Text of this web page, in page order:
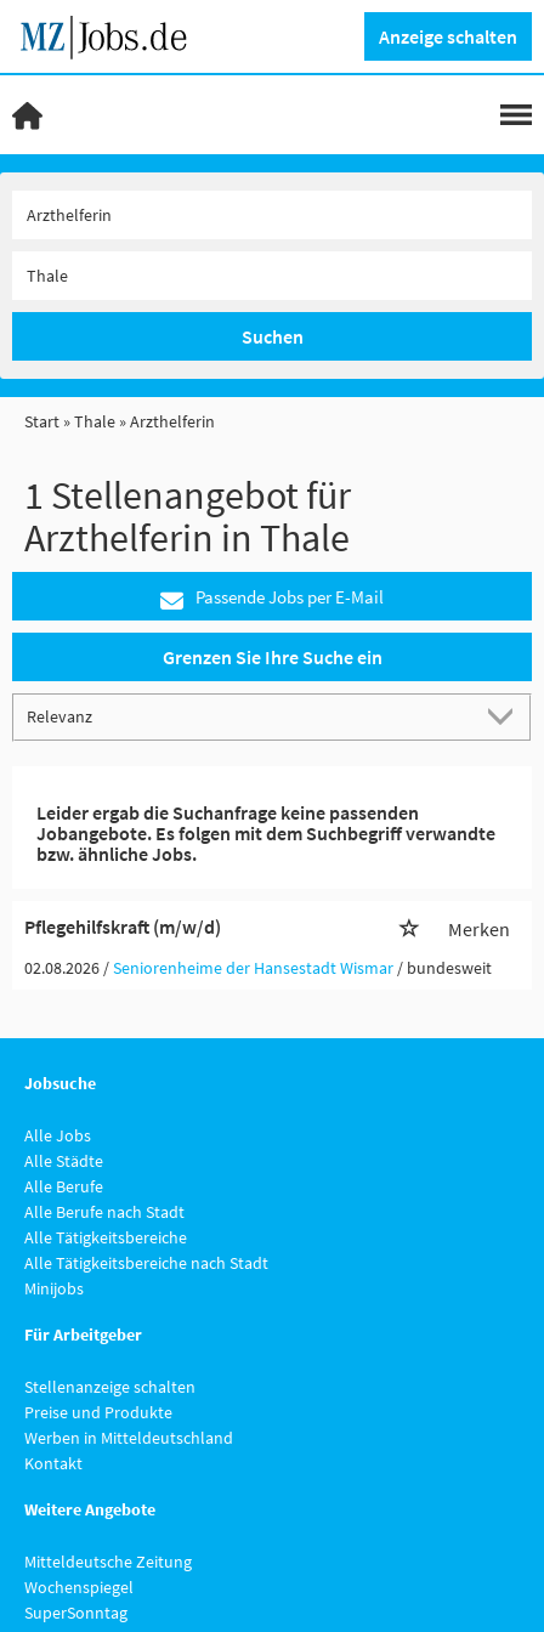
Anzeige schalten
Suchen
Start Thale Arzthelferin
1 Stellenangebot für
Arzthelferin in Thale
Passende Jobs per E-Mail
Grenzen Sie Ihre Suche ein
Leider ergab die Suchanfrage keine passenden
Jobangebote. Es folgen mit dem Suchbegriff verwandte
bzw. ähnliche Jobs.
Pflegehilfskraft (m/w/d) Merken
02.08.2026 /Seniorenheime der Hansestadt Wismar / bundesweit
Jobsuche
Alle Jobs
Alle Städte
Alle Berufe
Alle Berufe nach Stadt
Alle Tätigkeitsbereiche
Alle Tätigkeitsbereiche nach Stadt
Minijobs
Für Arbeitgeber
Stellenanzeige schalten
Preise und Produkte
Werben in Mitteldeutschland
Kontakt
Weitere Angebote
Mitteldeutsche Zeitung
Wochenspiegel
SuperSonntag